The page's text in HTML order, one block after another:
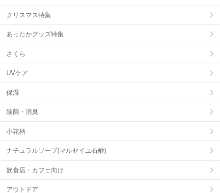
クリスマス特集
あったかグッズ特集
さくら
UVケア
保湿
除菌・消臭
小花柄
ナチュラルソープ(マルセイユ石鹸)
飲食店・カフェ向け
アウトドア